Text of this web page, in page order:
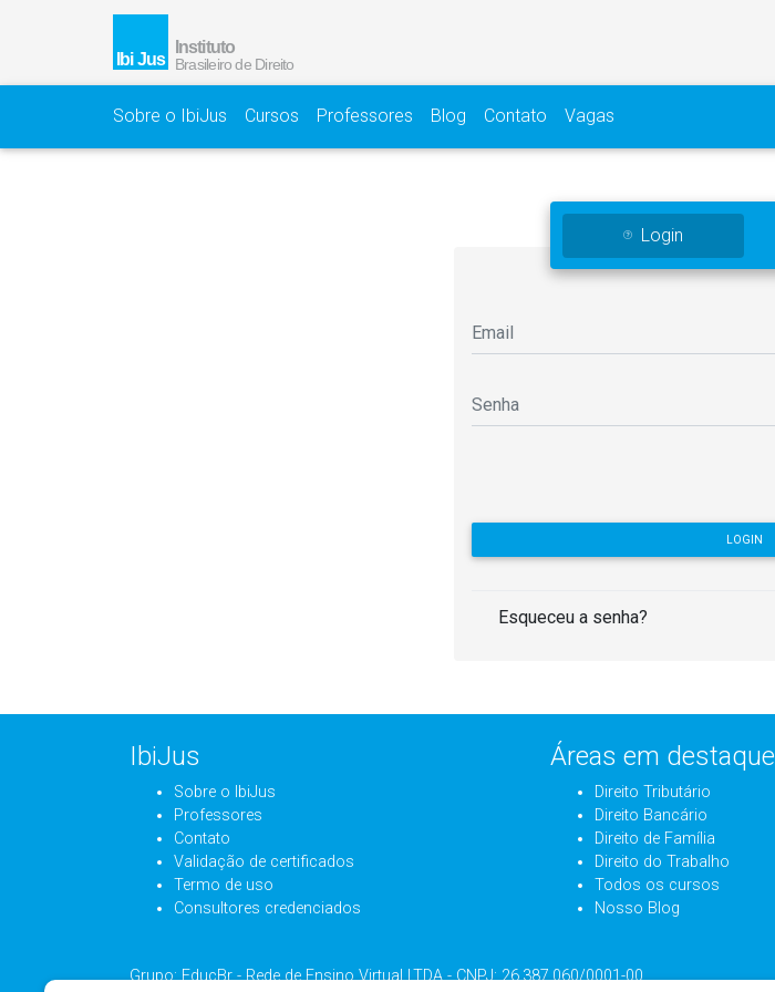
Sobre o IbiJus Cursos Professores Blog Contato Vagas
Login
LOGIN
Esqueceu a senha?
IbiJus
Sobre o IbiJus
Professores
Contato
Validação de certificados
Termo de uso
Consultores credenciados
Áreas em destaque
Direito Tributário
Direito Bancário
Direito de Família
Direito do Trabalho
Todos os cursos
Nosso Blog
Grupo: EducBr - Rede de Ensino Virtual LTDA - CNPJ: 26.387.060/0001-00